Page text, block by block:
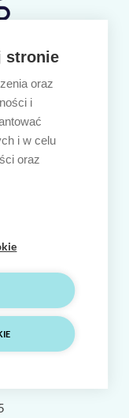
stronie
oraz
i
i w celu
oraz